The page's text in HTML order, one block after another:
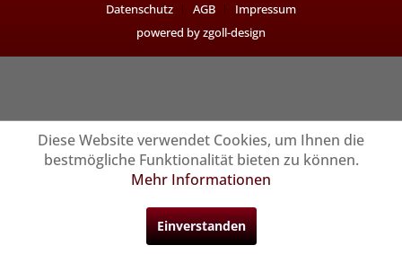
Datenschutz
AGB
Impressum
powered by zgoll-design
Diese Website verwendet Cookies, um Ihnen die
bestmögliche Funktionalität bieten zu können.
Mehr Informationen
Einverstanden